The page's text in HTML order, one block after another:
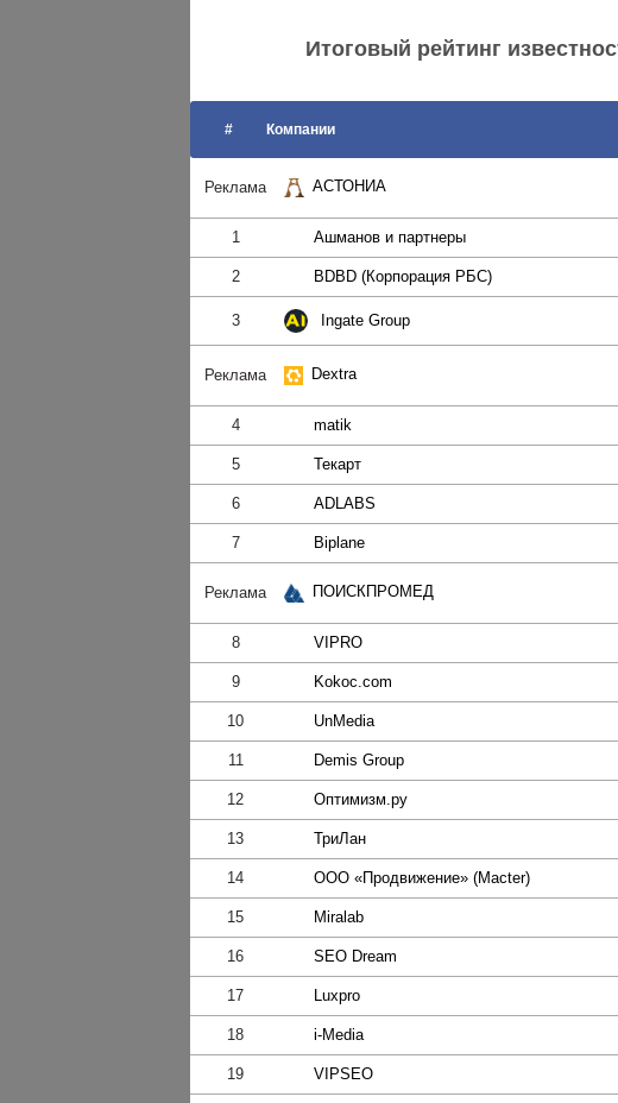
Итоговый рейтинг
# Компании
Реклама АСТОНИА
1 Ашманов и партнеры
2 BDBD (Корпорация РБС)
3 Ingate Group
Реклама Dextra
4 matik
5 Текарт
6 ADLABS
7 Biplane
Реклама ПОИСКПРОМЕД
8 VIPRO
9 Kokoc.com
10 UnMedia
11 Demis Group
12 Оптимизм.ру
13 ТриЛан
14 ООО «Продвижение» (Macter)
15 Miralab
16 SEO Dream
17 Luxpro
18 i-Media
19 VIPSEO